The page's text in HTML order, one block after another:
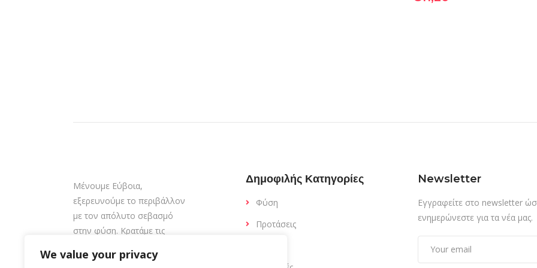
We value your privacy
Μένουμε Εύβοια,
εξερευνούμε το περιβάλλον
με τον απόλυτο σεβασμό
στην φύση. Κρατάμε τις
Δημοφιλής Κατηγορίες
Φύση
Προτάσεις
Newsletter
Εγγραφείτε στο newsletter
ενημερώνεστε για τα νέα μας.